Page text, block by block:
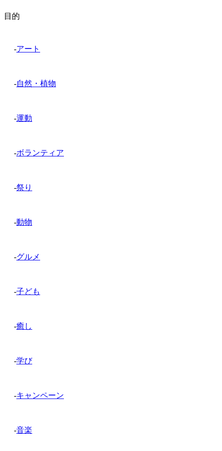
目的
-アート
-自然・植物
-運動
-ボランティア
-祭り
-動物
-グルメ
-子ども
-癒し
-学び
-キャンペーン
-音楽